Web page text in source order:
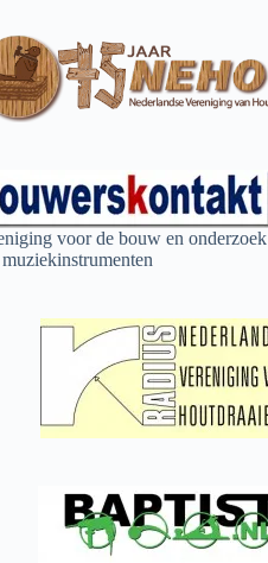
voor de bouw en onderzoek